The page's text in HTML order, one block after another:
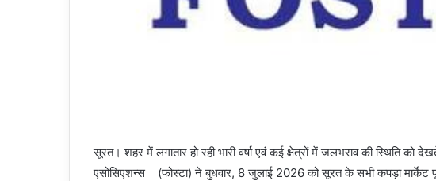
सूरत। शहर में लगातार हो रही भारी वर्षा एवं कई क्षेत्रों में जलभराव की स्थिति
एसोसिएशन्स (फोस्टा) ने बुधवार, 8 जुलाई 2026 को सूरत के सभी कपड़ा मार्केट